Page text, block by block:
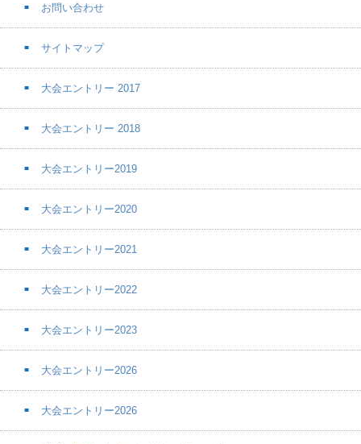
お問い合わせ
サイトマップ
大会エントリー 2017
大会エントリー 2018
大会エントリー2019
大会エントリー2020
大会エントリー2021
大会エントリー2022
大会エントリー2023
大会エントリー2026
大会エントリー2026